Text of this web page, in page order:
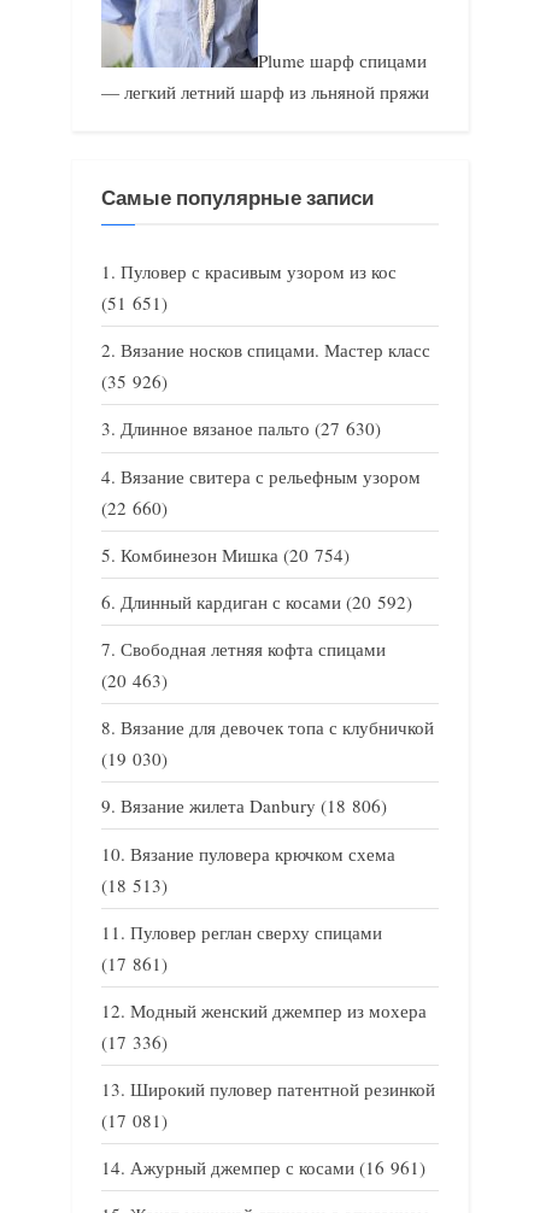
Plume шарф спицами
— легкий летний шарф из льняной пряжи
Самые популярные записи
Пуловер с красивым узором из кос
(51 651)
Вязание носков спицами. Мастер класс
(35 926)
Длинное вязаное пальто (27 630)
Вязание свитера с рельефным узором
(22 660)
Комбинезон Мишка (20 754)
Длинный кардиган с косами (20 592)
Свободная летняя кофта спицами
(20 463)
Вязание для девочек топа с клубничкой
(19 030)
Вязание жилета Danbury (18 806)
Вязание пуловера крючком схема
(18 513)
Пуловер реглан сверху спицами
(17 861)
Модный женский джемпер из мохера
(17 336)
Широкий пуловер патентной резинкой
(17 081)
Ажурный джемпер с косами (16 961)